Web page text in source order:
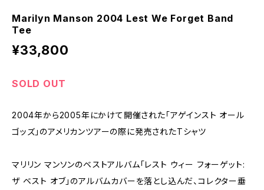
Marilyn Manson 2004 Lest We Forget Band
Tee
¥33,800
SOLD OUT
2004年から2005年にかけて開催された「アゲインスト オール
ゴッズ」のアメリカンツアーの際に発売されたTシャツ
マリリン マンソンのベストアルバム「レスト ウィー フォーゲット:
ザ ベスト オブ」のアルバムカバーを落とし込んだ、コレクター垂